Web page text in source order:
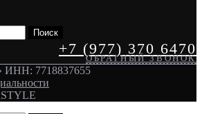
Поиск
+7 (977) 370 6470
ОБРАТНЫЙ ЗВОНОК
ИНН: 7718837655
STYLE